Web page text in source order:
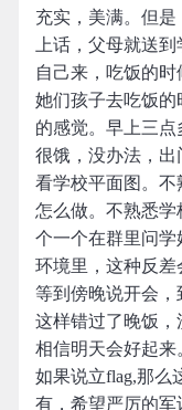
充实，美满。但
上话，父母就送
自己来，吃饭的
她们孩子去吃饭
的感觉。早上三
很饿，没办法，出
看学校平面图。
怎么做。不熟悉
个一个在群里问
环境里，这种反差
等到傍晚说开会
这样错过了晚饭
相信明天会好起来
如果说立flag,那么
有，希望严厉的军